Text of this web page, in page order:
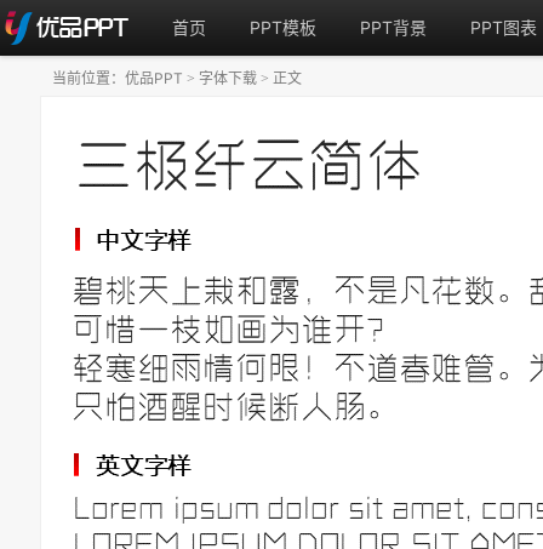
首页 PPT模板 PPT背景 PPT图表
当前位置： 优品PPT > 字体下载 > 正文